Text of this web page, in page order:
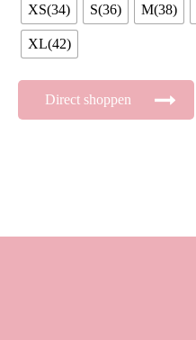
XS(34) S(36) M(38)
XL(42)
Direct shoppen